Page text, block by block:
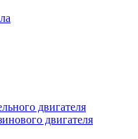
двигателя
двигателя